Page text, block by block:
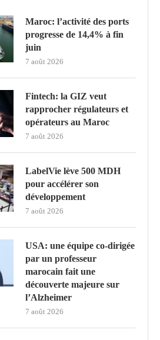
Maroc: l’activité des ports
progresse de 14,4% à fin
juin
7 août 2026
Fintech: la GIZ veut
rapprocher régulateurs et
opérateurs au Maroc
7 août 2026
LabelVie lève 500 MDH
pour accélérer son
développement
7 août 2026
USA: une équipe co-dirigée
par un professeur
marocain fait une
découverte majeure sur
l’Alzheimer
7 août 2026